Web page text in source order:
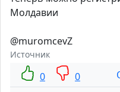
Молдавии
@muromcevZ
Источник
0 0